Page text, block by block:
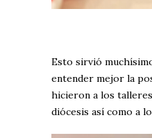
Esto sirvió
entender mejor la
hicieron a los
diócesis así como a